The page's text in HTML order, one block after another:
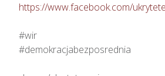
https://www.facebook.com/
#wir
#demokracjabezposrednia